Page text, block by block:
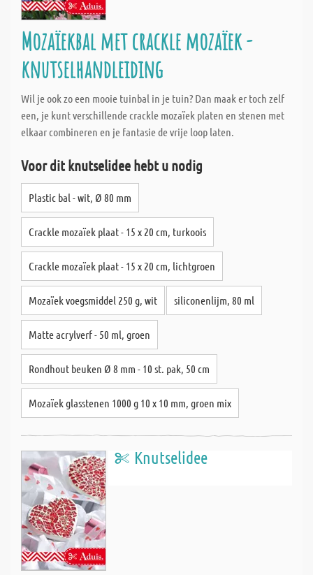
Mozaïekbal met crackle mozaïek -
knutselhandleiding
Wil je ook zo een mooie tuinbal in je tuin? Dan maak er toch zelf
een, je kunt verschillende crackle mozaïek platen en stenen met
elkaar combineren en je fantasie de vrije loop laten.
Voor dit knutselidee hebt u nodig
Plastic bal - wit, Ø 80 mm
Crackle mozaïek plaat - 15 x 20 cm, turkoois
Crackle mozaïek plaat - 15 x 20 cm, lichtgroen
Mozaïek voegsmiddel 250 g, wit siliconenlijm, 80 ml
Matte acrylverf - 50 ml, groen
Rondhout beuken Ø 8 mm - 10 st. pak, 50 cm
Mozaïek glasstenen 1000 g 10 x 10 mm, groen mix
Knutselidee